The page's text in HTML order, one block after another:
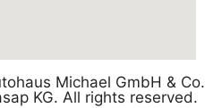
Michael GmbH & Co.
KG. All rights reserved.